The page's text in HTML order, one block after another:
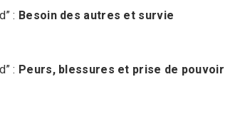
: Besoin des autres et survie
: Peurs, blessures et prise de pouvoir